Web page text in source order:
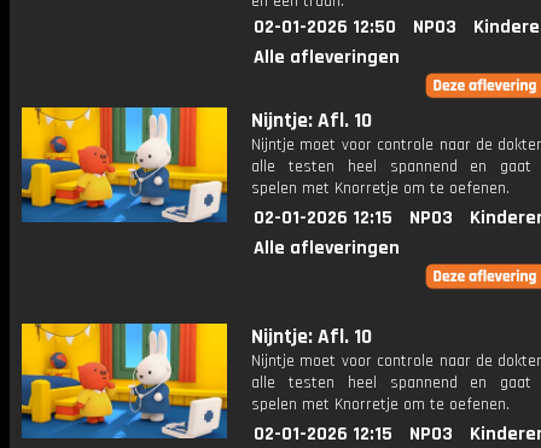
02-01-2026 12:50 NPO3
Alle afleveringen
Nijntje: Afl. 10
Nijntje moet voor controle naar de
alle testen heel spannend en gaat
spelen met Knorretje om te oefenen.
02-01-2026 12:15 NPO3
Alle afleveringen
Nijntje: Afl. 10
Nijntje moet voor controle naar de
alle testen heel spannend en gaat
spelen met Knorretje om te oefenen.
02-01-2026 12:15 NPO3